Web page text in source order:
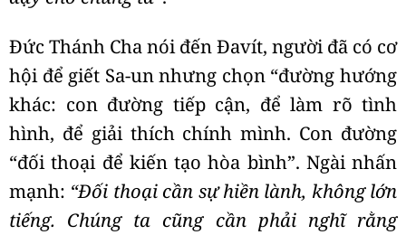
Đức Thánh Cha nói đến Đavít, người đã có cơ
hội để giết Sa-un nhưng chọn “đường hướng
khác: con đường tiếp cận, để làm rõ tình
hình, để giải thích chính mình. Con đường
“đối thoại để kiến tạo hòa bình”. Ngài nhấn
mạnh: “Đối thoại cần sự hiền lành, không lớn
tiếng. Chúng ta cũng cần phải nghĩ rằng